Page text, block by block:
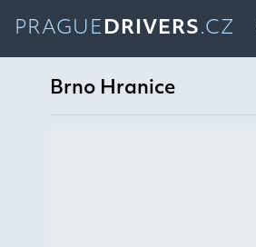
PRAGUE DRIVERS.CZ
Brno Hranice